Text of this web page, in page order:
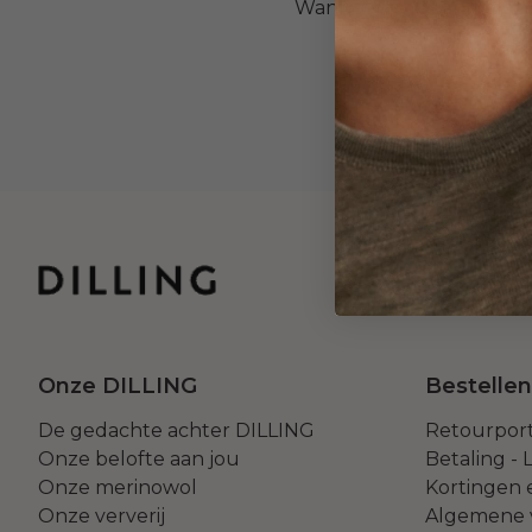
Wanneer je je aanmeldt
Onze DILLING
De gedachte achter DILLING
Onze belofte aan jou
Onze merinowol
Onze ververij
Betaling -
Kortingen
Algemene